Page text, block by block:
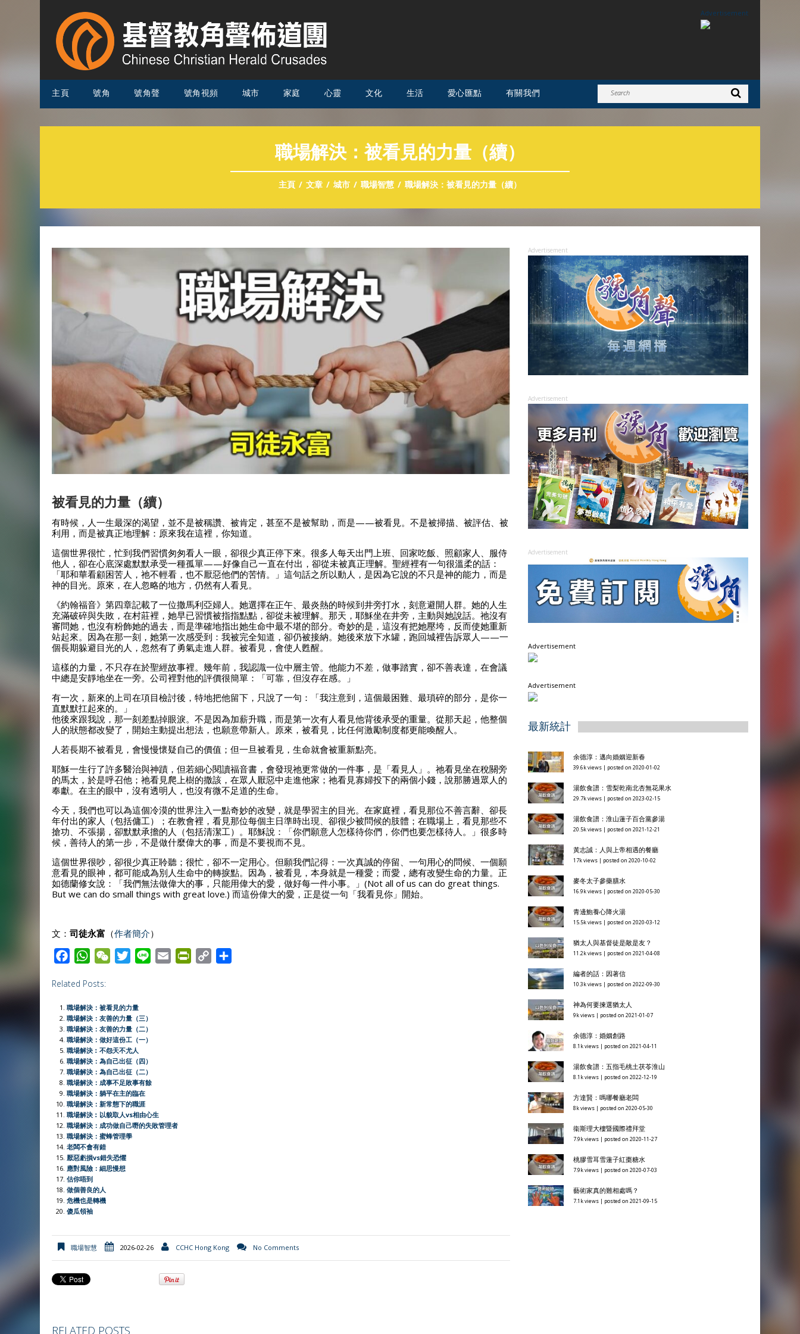
Advertisement
主頁 號角 號角聲 號角視頻 城市 家庭 心靈 文化 生活 愛心匯點 有關我們
職場解決：被看見的力量（續）
主頁 文章 城市 職場智慧 職場解決：被看見的力量（續）
被看見的力量（續）
有時候，人一生最深的渴望，並不是被稱讚、被肯定，甚至不是被幫助，而是——被看見。不是被掃描、被評估、被
利用，而是被真正地理解：原來我在這裡，你知道。
這個世界很忙，忙到我們習慣匆匆看人一眼，卻很少真正停下來。很多人每天出門上班、回家吃飯、照顧家人、服侍
他人，卻在心底深處默默承受一種孤單——好像自己一直在付出，卻從未被真正理解。聖經裡有一句很溫柔的話：
「耶和華看顧困苦人，祂不輕看，也不厭惡他們的苦情。」這句話之所以動人，是因為它說的不只是神的能力，而是
神的目光。原來，在人忽略的地方，仍然有人看見。
《約翰福音》第四章記載了一位撒馬利亞婦人。她選擇在正午、最炎熱的時候到井旁打水，刻意避開人群。她的人生
充滿破碎與失敗，在村莊裡，她早已習慣被指指點點，卻從未被理解。那天，耶穌坐在井旁，主動與她說話。祂沒有
審問她，也沒有粉飾她的過去，而是準確地指出她生命中最不堪的部分。奇妙的是，這沒有把她壓垮，反而使她重新
站起來。因為在那一刻，她第一次感受到：我被完全知道，卻仍被接納。她後來放下水罐，跑回城裡告訴眾人——一
個長期躲避目光的人，忽然有了勇氣走進人群。被看見，會使人甦醒。
這樣的力量，不只存在於聖經故事裡。幾年前，我認識一位中層主管。他能力不差，做事踏實，卻不善表達，在會議
中總是安靜地坐在一旁。公司裡對他的評價很簡單：「可靠，但沒存在感。」
有一次，新來的上司在項目檢討後，特地把他留下，只說了一句：「我注意到，這個最困難、最瑣碎的部分，是你一
直默默扛起來的。」
他後來跟我說，那一刻差點掉眼淚。不是因為加薪升職，而是第一次有人看見他背後承受的重量。從那天起，他整個
人的狀態都改變了，開始主動提出想法，也願意帶新人。原來，被看見，比任何激勵制度都更能喚醒人。
人若長期不被看見，會慢慢懷疑自己的價值；但一旦被看見，生命就會被重新點亮。
耶穌一生行了許多醫治與神蹟，但若細心閱讀福音書，會發現祂更常做的一件事，是「看見人」。祂看見坐在稅關旁
的馬太，於是呼召他；祂看見爬上樹的撒該，在眾人厭惡中走進他家；祂看見寡婦投下的兩個小錢，說那勝過眾人的
奉獻。在主的眼中，沒有透明人，也沒有微不足道的生命。
今天，我們也可以為這個冷漠的世界注入一點奇妙的改變，就是學習主的目光。在家庭裡，看見那位不善言辭、卻長
年付出的家人（包括傭工）；在教會裡，看見那位每個主日準時出現、卻很少被問候的肢體；在職場上，看見那些不
搶功、不張揚，卻默默承擔的人（包括清潔工）。耶穌說：「你們願意人怎樣待你們，你們也要怎樣待人。」很多時
候，善待人的第一步，不是做什麼偉大的事，而是不要視而不見。
這個世界很吵，卻很少真正聆聽；很忙，卻不一定用心。但願我們記得：一次真誠的停留、一句用心的問候、一個願
意看見的眼神，都可能成為別人生命中的轉捩點。因為，被看見，本身就是一種愛；而愛，總有改變生命的力量。正
如德蘭修女說：「我們無法做偉大的事，只能用偉大的愛，做好每一件小事。」(Not all of us can do great things.
But we can do small things with great love.) 而這份偉大的愛，正是從一句「我看見你」開始。
文： 司徒永富 （作者簡介）
c
e
b
o
o
k
W
a
t
s
A
p
p
W
h
a
t
t
t
e
r
Related Posts:
職場解決：被看見的力量
職場解決：友善的力量（三）
職場解決：友善的力量（二）
職場解決：做好這份工（一）
職場解決︰不怨天不尤人
職場解決：為自己出征（四）
職場解決：為自己出征（二）
職場解決：成事不足敗事有餘
職場解決：躺平在主的臨在
職場解決：新常態下的職涯
職場解決︰以貌取人vs相由心生
職場解決：成功做自己嘢的失敗管理者
職場解決：蜜蜂管理學
老闆不會有錯
厭惡虧損vs錯失恐懼
應對風險：細思慢想
估你唔到
做個善良的人
危機也是轉機
傻瓜領袖
職場智慧 2026-02-26 CCHC Hong Kong No Comments
RELATED POSTS
Advertisement
Advertisement
Advertisement
Advertisement
Advertisement
最新統計
余德淳：邁向婚姻迎新春
39.6k views posted on 2020-01-02
湯飲食譜：雪梨乾南北杏無花果水
29.7k views posted on 2023-02-15
湯飲食譜：淮山蓮子百合黨參湯
20.5k views posted on 2021-12-21
黃志誠：人與上帝相遇的餐廳
17k views posted on 2020-10-02
麥冬太子參藥膳水
16.9k views posted on 2020-05-30
青邊鮑養心降火湯
15.5k views posted on 2020-03-12
猶太人與基督徒是敵是友？
11.2k views posted on 2021-04-08
編者的話：因著信
10.3k views posted on 2022-09-30
神為何要揀選猶太人
9k views posted on 2021-01-07
余德淳：婚姻創路
8.1k views posted on 2021-04-11
湯飲食譜：五指毛桃土茯苓淮山
8.1k views posted on 2022-12-19
方達賢：嗎哪餐廳老闆
8k views posted on 2020-05-30
衞斯理大樓暨國際禮拜堂
7.9k views posted on 2020-11-27
桃膠雪耳雪蓮子紅棗糖水
7.9k views posted on 2020-07-03
藝術家真的難相處嗎？
7.1k views posted on 2021-09-15